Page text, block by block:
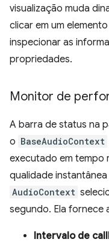
visualização muda
clicar em um
inspecionar as
propriedades.
Monitor de
A barra de status na
o BaseAudioContext
executado em tempo
qualidade
AudioContext
segundo. Ela fornece
Intervalo de